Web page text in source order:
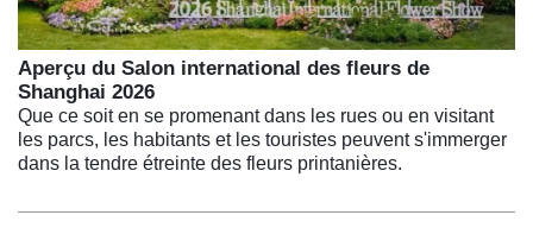
Aperçu du Salon international des fleurs de
Shanghai 2026
Que ce soit en se promenant dans les rues ou en visitant
les parcs, les habitants et les touristes peuvent s'immerger
dans la tendre étreinte des fleurs printanières.